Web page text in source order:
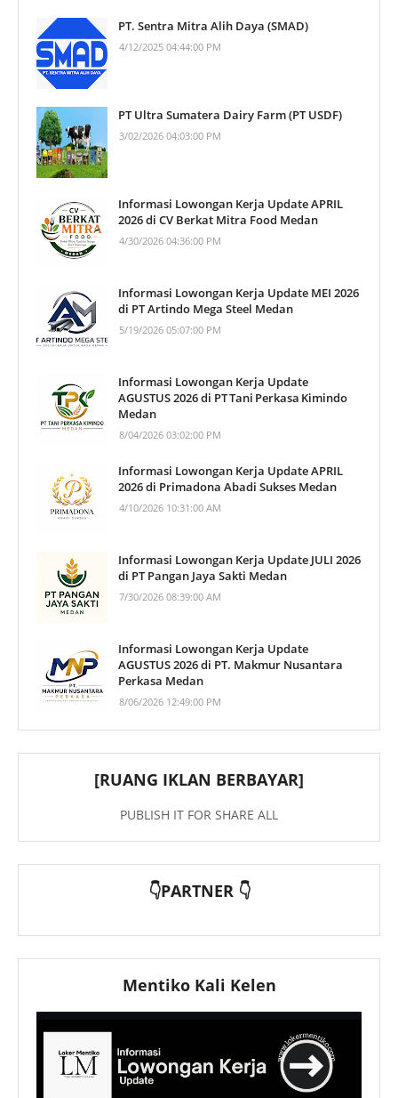
PT. Sentra Mitra Alih Daya (SMAD)
4/12/2025 04:44:00 PM
PT Ultra Sumatera Dairy Farm (PT USDF)
3/02/2026 04:03:00 PM
Informasi Lowongan Kerja Update APRIL
2026 di CV Berkat Mitra Food Medan
4/30/2026 04:36:00 PM
Informasi Lowongan Kerja Update MEI 2026
di PT Artindo Mega Steel Medan
5/19/2026 05:07:00 PM
Informasi Lowongan Kerja Update
AGUSTUS 2026 di PT Tani Perkasa Kimindo
Medan
8/04/2026 03:02:00 PM
Informasi Lowongan Kerja Update APRIL
2026 di Primadona Abadi Sukses Medan
4/10/2026 10:31:00 AM
Informasi Lowongan Kerja Update JULI 2026
di PT Pangan Jaya Sakti Medan
7/30/2026 08:39:00 AM
Informasi Lowongan Kerja Update
AGUSTUS 2026 di PT. Makmur Nusantara
Perkasa Medan
8/06/2026 12:49:00 PM
[RUANG IKLAN BERBAYAR]
PUBLISH IT FOR SHARE ALL
👇PARTNER 👇
Mentiko Kali Kelen